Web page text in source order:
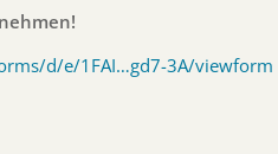
d/e/1FAI…gd7-3A/viewform